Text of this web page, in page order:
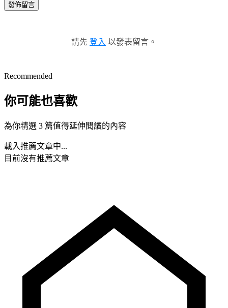
發佈留言
請先 登入 以發表留言。
Recommended
你可能也喜歡
為你精選 3 篇值得延伸閱讀的內容
載入推薦文章中...
目前沒有推薦文章